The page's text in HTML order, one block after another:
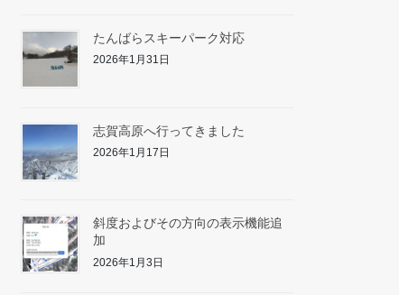
たんばらスキーパーク対応
2026年1月31日
志賀高原へ行ってきました
2026年1月17日
斜度およびその方向の表示機能追
加
2026年1月3日